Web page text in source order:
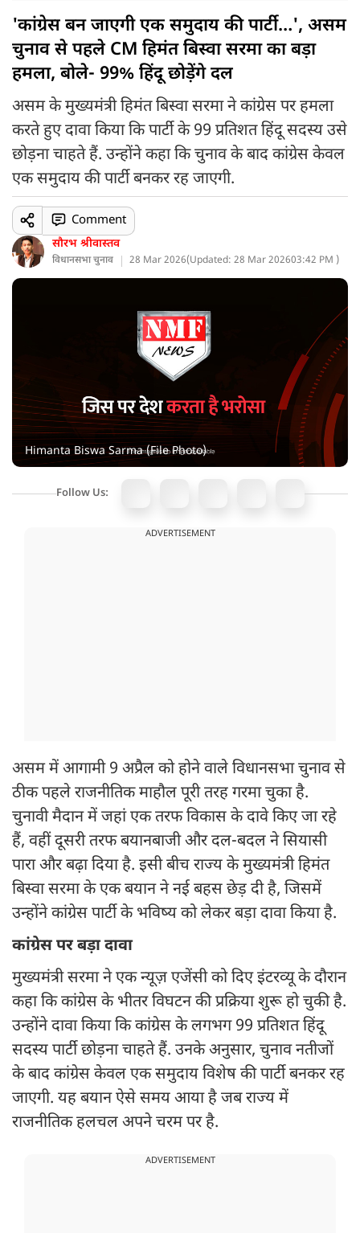
'कांग्रेस बन जाएगी एक समुदाय की पार्टी…', असम
चुनाव से पहले CM हिमंत बिस्वा सरमा का बड़ा
हमला, बोले- 99% हिंदू छोड़ेंगे दल
असम के मुख्यमंत्री हिमंत बिस्वा सरमा ने कांग्रेस पर हमला
करते हुए दावा किया कि पार्टी के 99 प्रतिशत हिंदू सदस्य उसे
छोड़ना चाहते हैं. उन्होंने कहा कि चुनाव के बाद कांग्रेस केवल
एक समुदाय की पार्टी बनकर रह जाएगी.
सौरभ श्रीवास्तव
विधानसभा चुनाव 28 Mar 2026(Updated: 28 Mar 202603:42 PM )
Comment
Himanta Biswa Sarma (File Photo)
Follow Us:
ADVERTISEMENT
असम में आगामी 9 अप्रैल को होने वाले विधानसभा चुनाव से
ठीक पहले राजनीतिक माहौल पूरी तरह गरमा चुका है.
चुनावी मैदान में जहां एक तरफ विकास के दावे किए जा रहे
हैं, वहीं दूसरी तरफ बयानबाजी और दल-बदल ने सियासी
पारा और बढ़ा दिया है. इसी बीच राज्य के मुख्यमंत्री हिमंत
बिस्वा सरमा के एक बयान ने नई बहस छेड़ दी है, जिसमें
उन्होंने कांग्रेस पार्टी के भविष्य को लेकर बड़ा दावा किया है.
कांग्रेस पर बड़ा दावा
मुख्यमंत्री सरमा ने एक न्यूज़ एजेंसी को दिए इंटरव्यू के दौरान
कहा कि कांग्रेस के भीतर विघटन की प्रक्रिया शुरू हो चुकी है.
उन्होंने दावा किया कि कांग्रेस के लगभग 99 प्रतिशत हिंदू
सदस्य पार्टी छोड़ना चाहते हैं. उनके अनुसार, चुनाव नतीजों
के बाद कांग्रेस केवल एक समुदाय विशेष की पार्टी बनकर रह
जाएगी. यह बयान ऐसे समय आया है जब राज्य में
राजनीतिक हलचल अपने चरम पर है.
ADVERTISEMENT